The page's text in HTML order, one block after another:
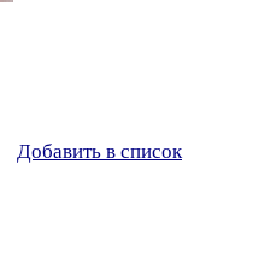
Добавить в список